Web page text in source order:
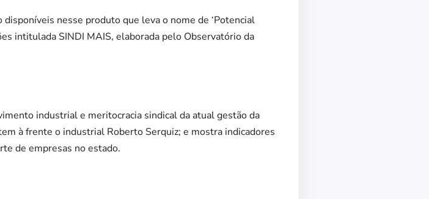
nesse produto que leva o nome de ‘Potencial
intitulada SINDI MAIS, elaborada pelo Observatório da
industrial e meritocracia sindical da atual gestão da
à frente o industrial Roberto Serquiz; e mostra indicadores
de empresas no estado.